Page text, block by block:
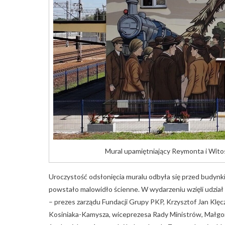
Mural upamiętniający Reymonta i
Uroczystość odsłonięcia muralu odbyła się przed
powstało malowidło ścienne. W wydarzeniu wzięli
– prezes zarządu Fundacji Grupy PKP, Krzysztof Jan
Kosiniaka-Kamysza, wiceprezesa Rady Ministrów,